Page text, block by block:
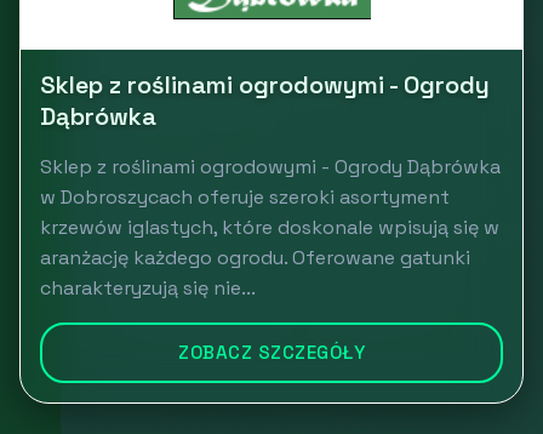
Sklep z roślinami ogrodowymi - Ogrody
Dąbrówka
Sklep z roślinami ogrodowymi - Ogrody Dąbrówka
w Dobroszycach oferuje szeroki asortyment
krzewów iglastych, które doskonale wpisują się w
aranżację każdego ogrodu. Oferowane gatunki
charakteryzują się nie...
ZOBACZ SZCZEGÓŁY